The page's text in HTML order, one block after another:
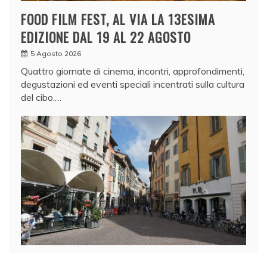
FOOD FILM FEST, AL VIA LA 13ESIMA
EDIZIONE DAL 19 AL 22 AGOSTO
5 Agosto 2026
Quattro giornate di cinema, incontri, approfondimenti,
degustazioni ed eventi speciali incentrati sulla cultura
del cibo.…